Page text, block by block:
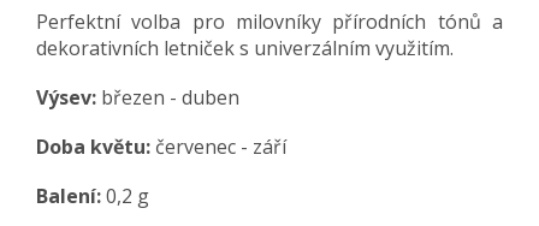
Perfektní volba pro milovníky přírodních tónů a
dekorativních letniček s univerzálním využitím.
Výsev: březen - duben
Doba květu: červenec - září
Balení:0,2 g